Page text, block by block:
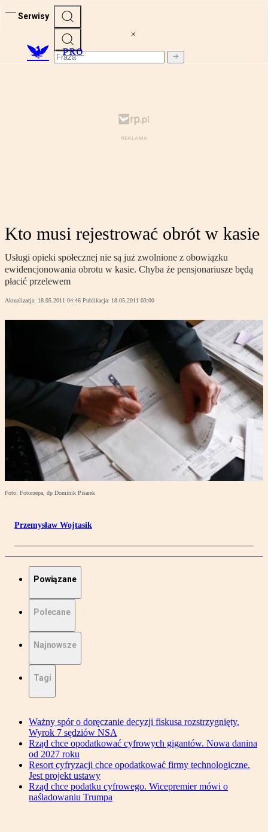
Serwisy
PRO
Kto musi rejestrować obrót w kasie
Usługi opieki społecznej nie są już zwolnione z obowiązku
ewidencjonowania obrotu w kasie. Chyba że pensjonariusze będą
płacić przelewem
Aktualizacja: 18.05.2011 04:46 Publikacja: 18.05.2011 03:00
Foto: Fotorzepa, dp Dominik Pisarek
Przemysław Wojtasik
Powiązane
Polecane
Najnowsze
Tagi
Ważny spór o doręczanie decyzji fiskusa rozstrzygnięty.
Wyrok 7 sędziów NSA
Rząd chce opodatkować cyfrowych gigantów. Nowa danina
od 2027 roku
Resort cyfryzacji chce opodatkować firmy technologiczne.
Jest projekt ustawy
Rząd chce podatku cyfrowego. Wicepremier mówi o
naśladowaniu Trumpa